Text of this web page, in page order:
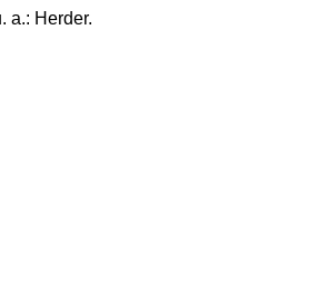
a.: Herder.